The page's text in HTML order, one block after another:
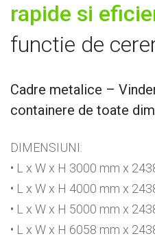
rapide si
functie de
Cadre metalice –
containere de toate
DIMENSIUNI:
• L x W x H 3000 mm x
• L x W x H 4000 mm x
• L x W x H 5000 mm x
• L x W x H 6058 mm x